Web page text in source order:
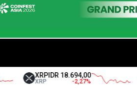
IDR 18.694,00
XRP -2,27